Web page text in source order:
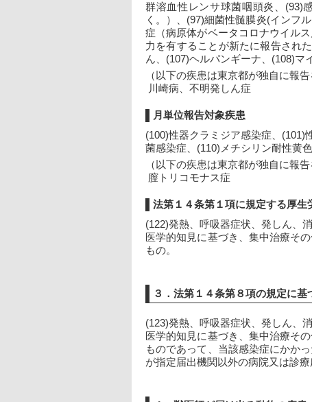
群溶血性レンサ球菌咽頭炎、(93)
く。）、(97)細菌性髄膜炎(インフ
症（病原体がベータコロナウイル
力を有することが新たに報告され
ん、(107)ヘルパンギーナ、(108)マ
（以下の疾患は東京都が独自に報
川崎病、不明発しん症
月単位報告対象疾患
(100)性器クラミジア感染症、(101)
菌感染症、(110)メチシリン耐性黄
（以下の疾患は東京都が独自に報
膣トリコモナス症
法第１４条第１項に規定する厚生
(122)発熱、呼吸器症状、発しん、
医学的知見に基づき、集中治療そ
もの。
３．法第１４条第８項の規定に基
(123)発熱、呼吸器症状、発しん、
医学的知見に基づき、集中治療そ
ものであって、当該感染症にかか
が指定届出機関以外の病院又は診